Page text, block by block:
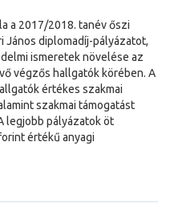
a 2017/2018. tanév őszi
János diplomadíj-pályázatot,
ismeretek növelése az
végzős hallgatók körében. A
értékes szakmai
szakmai támogatást
legjobb pályázatok öt
értékű anyagi